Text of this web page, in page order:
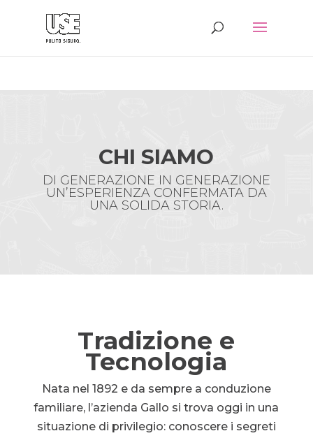
CHI SIAMO
DI GENERAZIONE IN GENERAZIONE
UN’ESPERIENZA CONFERMATA DA
UNA SOLIDA STORIA.
Tradizione e
Tecnologia
Nata nel 1892 e da sempre a conduzione
familiare, l’azienda Gallo si trova oggi in una
situazione di privilegio: conoscere i segreti